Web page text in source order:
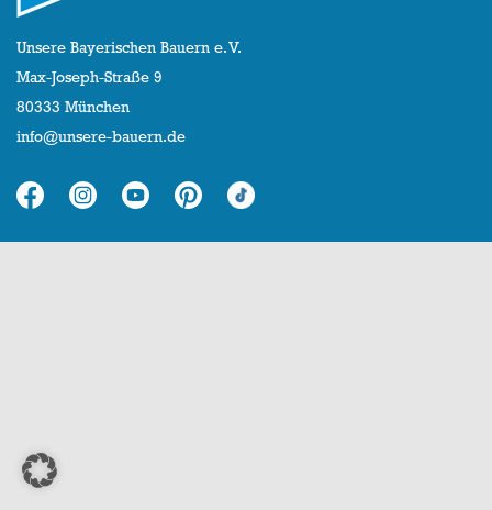
Unsere Bayerischen Bauern e. V.
Max-Joseph-Straße 9
80333 München
info@unsere-bauern.de